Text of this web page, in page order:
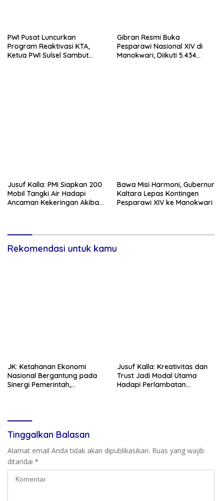
PWI Pusat Luncurkan
Program Reaktivasi KTA,
Ketua PWI Sulsel Sambut
Gibran Resmi Buka
Pesparawi Nasional XIV di
Manokwari, Diikuti 5.434
Jusuf Kalla: PMI Siapkan 200
Mobil Tangki Air Hadapi
Ancaman Kekeringan Akibat
Bawa Misi Harmoni, Gubernur
Kaltara Lepas Kontingen
Pesparawi XIV ke Manokwari
Rekomendasi untuk kamu
JK: Ketahanan Ekonomi
Nasional Bergantung pada
Sinergi Pemerintah,
Jusuf Kalla: Kreativitas dan
Trust Jadi Modal Utama
Hadapi Perlambatan
Tinggalkan Balasan
Alamat email Anda tidak akan dipublikasikan. Ruas yang wajib
ditandai *